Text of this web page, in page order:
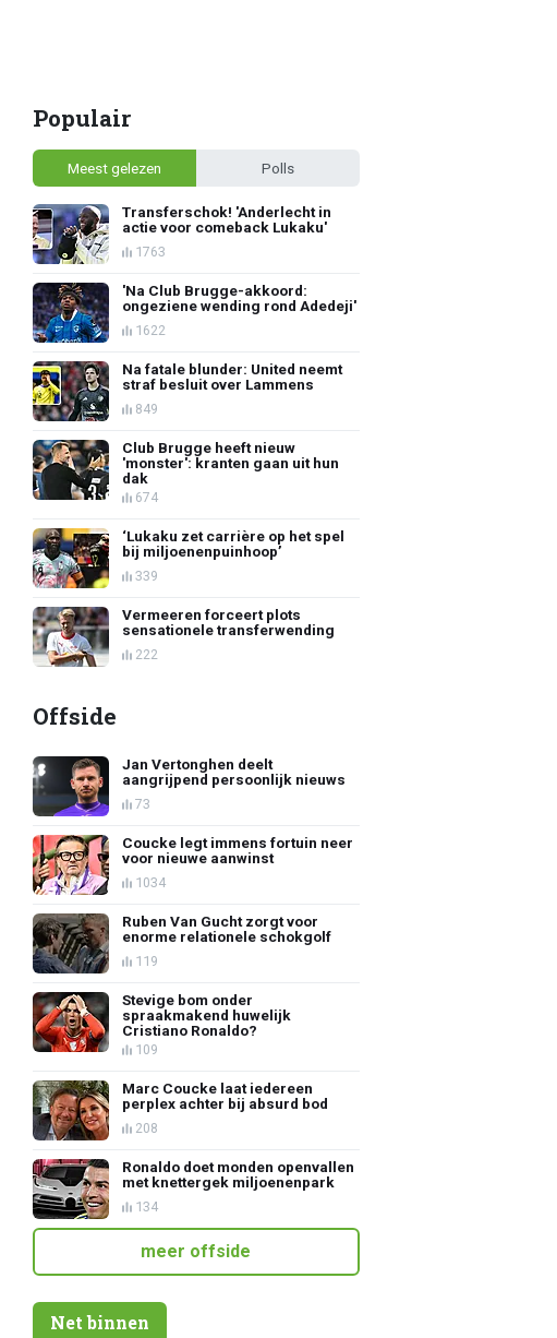
Populair
Meest gelezen Polls
Transferschok! 'Anderlecht in
actie voor comeback Lukaku'
1763
'Na Club Brugge-akkoord:
ongeziene wending rond Adedeji'
1622
Na fatale blunder: United neemt
straf besluit over Lammens
849
Club Brugge heeft nieuw
'monster': kranten gaan uit hun
dak
674
‘Lukaku zet carrière op het spel
bij miljoenenpuinhoop’
339
Vermeeren forceert plots
sensationele transferwending
222
Offside
Jan Vertonghen deelt
aangrijpend persoonlijk nieuws
73
Coucke legt immens fortuin neer
voor nieuwe aanwinst
1034
Ruben Van Gucht zorgt voor
enorme relationele schokgolf
119
Stevige bom onder
spraakmakend huwelijk
Cristiano Ronaldo?
109
Marc Coucke laat iedereen
perplex achter bij absurd bod
208
Ronaldo doet monden openvallen
met knettergek miljoenenpark
134
meer offside
Net binnen